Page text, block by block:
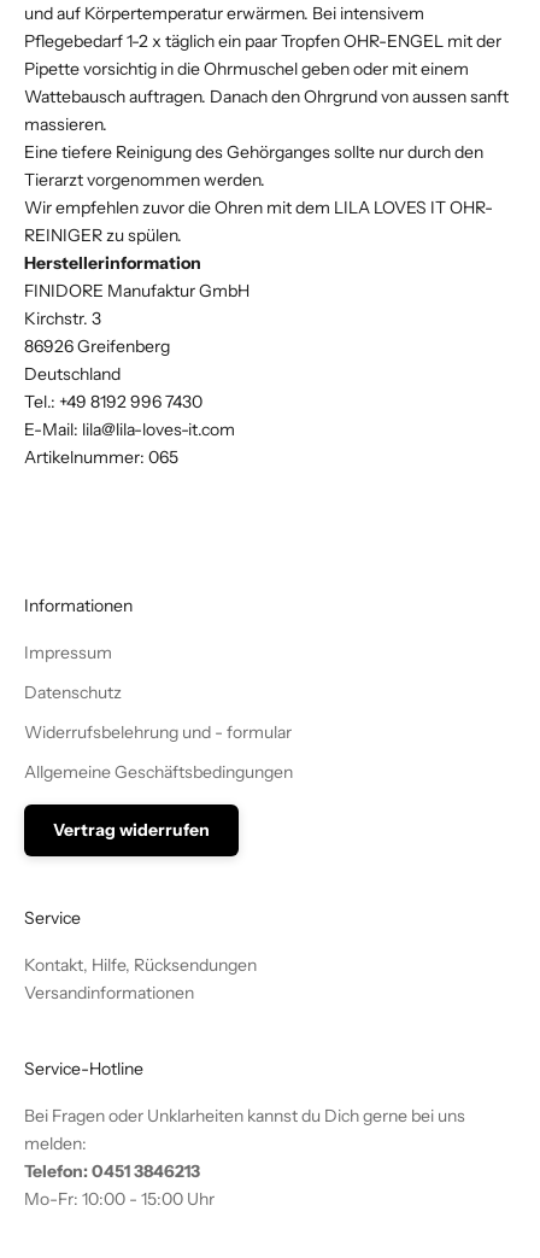
und auf Körpertemperatur erwärmen. Bei intensivem
Pflegebedarf 1-2 x täglich ein paar Tropfen OHR-ENGEL mit der
Pipette vorsichtig in die Ohrmuschel geben oder mit einem
Wattebausch auftragen. Danach den Ohrgrund von aussen sanft
massieren.
Eine tiefere Reinigung des Gehörganges sollte nur durch den
Tierarzt vorgenommen werden.
Wir empfehlen zuvor die Ohren mit dem LILA LOVES IT OHR-
REINIGER zu spülen.
Herstellerinformation
FINIDORE Manufaktur GmbH
Kirchstr. 3
86926 Greifenberg
Deutschland
Tel.: +49 8192 996 7430
E-Mail: lila@lila-loves-it.com
Artikelnummer: 065
Informationen
Impressum
Datenschutz
Widerrufsbelehrung und - formular
Allgemeine Geschäftsbedingungen
Vertrag widerrufen
Service
Kontakt, Hilfe, Rücksendungen
Versandinformationen
Service-Hotline
Bei Fragen oder Unklarheiten kannst du Dich gerne bei uns
melden:
Telefon: 0451 3846213
Mo-Fr: 10:00 - 15:00 Uhr